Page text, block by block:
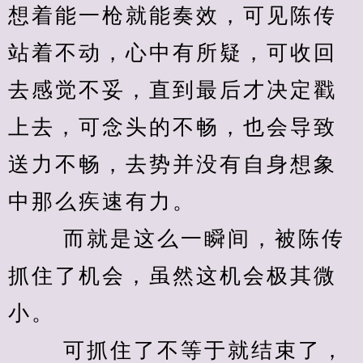
想着能一枪就能奏效，可见陈传
站着不动，心中有所疑，可收回
去感觉不妥，直到最后才决定戳
上去，可念头的不畅，也会导致
送力不畅，去势并没有自身想象
中那么疾速有力。
而就是这么一瞬间，被陈传
抓住了机会，虽然这机会极其微
小。
可抓住了不等于就结束了，